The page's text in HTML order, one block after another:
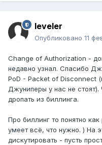
leveler
Опубликовано 11
Change of Authorization -
недавно узнал. Спасибо
PoD - Packet of Disconnect
Джуниперы у нас не
дропать из биллинга.
Про биллинг то понятно
умеет всё, что нужно. ) На
дискутировать - пусть